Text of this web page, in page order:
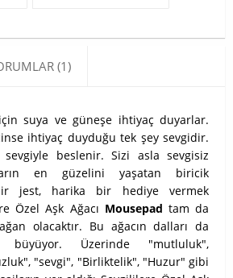
(1)
suya ve güneşe ihtiyaç duyarlar.
ihtiyaç duyduğu tek şey sevgidir.
beslenir. Sizi asla sevgisiz
en güzelini yaşatan biricik
jest, harika bir hediye vermek
Özel Aşk Ağacı Mousepad tam da
olacaktır. Bu ağacın dalları da
büyüyor. Üzerinde "mutluluk",
"sevgi", "Birliktelik", "Huzur" gibi